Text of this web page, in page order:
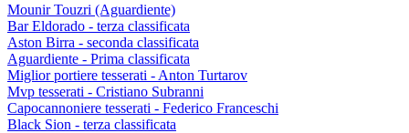
Mounir Touzri (Aguardiente)
Bar Eldorado - terza classificata
Aston Birra - seconda classificata
Aguardiente - Prima classificata
Miglior portiere tesserati - Anton Turtarov
Mvp tesserati - Cristiano Subranni
Capocannoniere tesserati - Federico Franceschi
Black Sion - terza classificata